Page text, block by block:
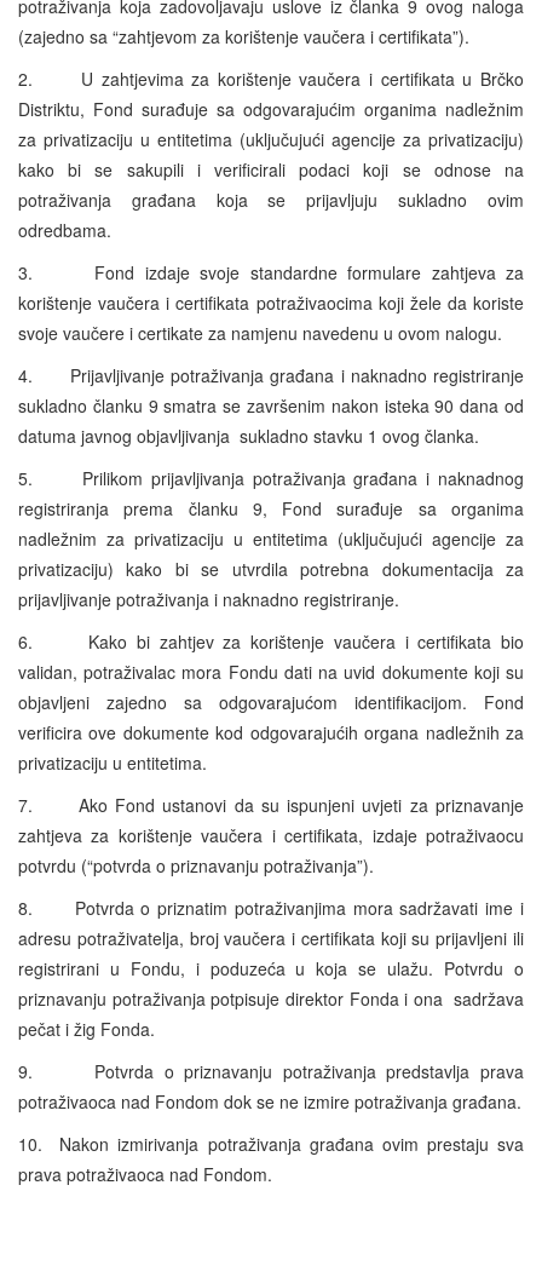
potraživanja koja zadovoljavaju uslove iz članka 9 ovog naloga
(zajedno sa “zahtjevom za korištenje vaučera i certifikata”).
2. U zahtjevima za korištenje vaučera i certifikata u Brčko
Distriktu, Fond surađuje sa odgovarajućim organima nadležnim
za privatizaciju u entitetima (uključujući agencije za privatizaciju)
kako bi se sakupili i verificirali podaci koji se odnose na
potraživanja građana koja se prijavljuju sukladno ovim
odredbama.
3. Fond izdaje svoje standardne formulare zahtjeva za
korištenje vaučera i certifikata potraživaocima koji žele da koriste
svoje vaučere i certikate za namjenu navedenu u ovom nalogu.
4. Prijavljivanje potraživanja građana i naknadno registriranje
sukladno članku 9 smatra se završenim nakon isteka 90 dana od
datuma javnog objavljivanja sukladno stavku 1 ovog članka.
5. Prilikom prijavljivanja potraživanja građana i naknadnog
registriranja prema članku 9, Fond surađuje sa organima
nadležnim za privatizaciju u entitetima (uključujući agencije za
privatizaciju) kako bi se utvrdila potrebna dokumentacija za
prijavljivanje potraživanja i naknadno registriranje.
6. Kako bi zahtjev za korištenje vaučera i certifikata bio
validan, potraživalac mora Fondu dati na uvid dokumente koji su
objavljeni zajedno sa odgovarajućom identifikacijom. Fond
verificira ove dokumente kod odgovarajućih organa nadležnih za
privatizaciju u entitetima.
7. Ako Fond ustanovi da su ispunjeni uvjeti za priznavanje
zahtjeva za korištenje vaučera i certifikata, izdaje potraživaocu
potvrdu (“potvrda o priznavanju potraživanja”).
8. Potvrda o priznatim potraživanjima mora sadržavati ime i
adresu potraživatelja, broj vaučera i certifikata koji su prijavljeni ili
registrirani u Fondu, i poduzeća u koja se ulažu. Potvrdu o
priznavanju potraživanja potpisuje direktor Fonda i ona sadržava
pečat i žig Fonda.
9. Potvrda o priznavanju potraživanja predstavlja prava
potraživaoca nad Fondom dok se ne izmire potraživanja građana.
10. Nakon izmirivanja potraživanja građana ovim prestaju sva
prava potraživaoca nad Fondom.